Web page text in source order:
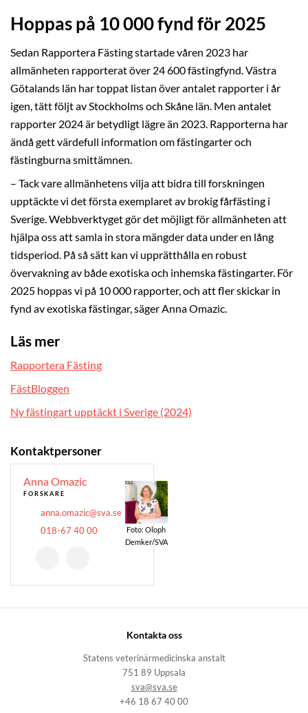
Hoppas på 10 000 fynd för 2025
Sedan Rapportera Fästing startade våren 2023 har
allmänheten rapporterat över 24 600 fästingfynd. Västra
Götalands län har toppat listan över antalet rapporter i år
igen, tätt följt av Stockholms och Skåne län. Men antalet
rapporter 2024 är betydligt lägre än 2023. Rapporterna har
ändå gett värdefull information om fästingarter och
fästingburna smittämnen.
– Tack vare allmänhetens vilja att bidra till forskningen
upptäckte vi det första exemplaret av brokig fårfästing i
Sverige. Webbverktyget gör det möjligt för allmänheten att
hjälpa oss att samla in stora mängder data under en lång
tidsperiod. På så sätt kan vi upprätthålla en robust
övervakning av både exotiska och inhemska fästingarter. För
2025 hoppas vi på 10 000 rapporter, och att fler skickar in
fynd av exotiska fästingar, säger Anna Omazic.
Läs mer
Rapportera Fästing
FästBloggen
Ny fästingart upptäckt i Sverige (2024)
Kontaktpersoner
Anna Omazic
FORSKARE
anna.omazic@sva.se
018-67 40 00
Foto: Oloph
Demker/SVA
Kontakta oss
Statens veterinärmedicinska anstalt
751 89 Uppsala
sva@sva.se
+46 18 67 40 00